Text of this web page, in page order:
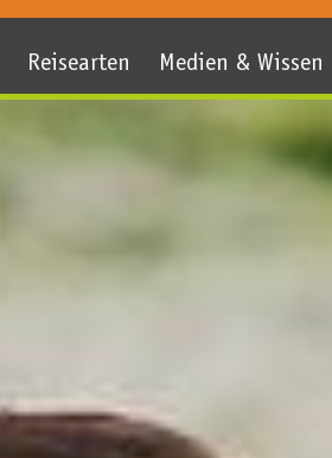
Reisearten Medien & Wissen